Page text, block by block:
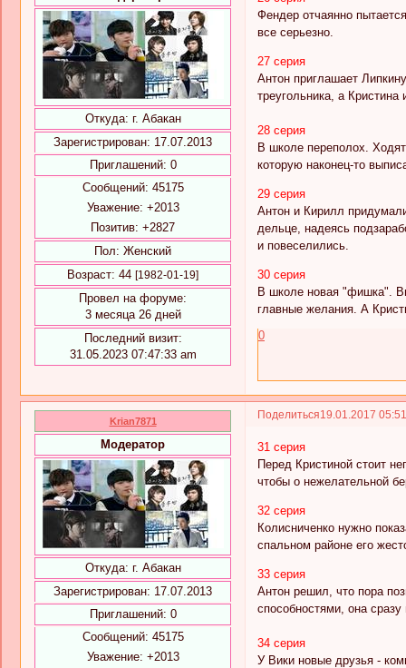
Откуда: г. Абакан
Зарегистрирован: 17.07.2013
Приглашений: 0
Сообщений: 45175
Уважение: +2013
Позитив: +2827
Пол: Женский
Возраст: 44 [1982-01-19]
Провел на форуме:
3 месяца 26 дней
Последний визит:
31.05.2023 07:47:33 am
Фендер отчаянно
все серьезно.
27 серия
Антон приглашает
треугольника, а
28 серия
В школе переполох.
которую наконец-то
29 серия
Антон и Кирилл
дельце, надеясь
и повеселились.
30 серия
В школе новая "фишка".
главные желания. А
0
Поделиться19.01.2017
Krian7871
Модератор
Откуда: г. Абакан
Зарегистрирован: 17.07.2013
Приглашений: 0
Сообщений: 45175
Уважение: +2013
31 серия
Перед Кристиной стоит
чтобы о нежелательной
32 серия
Колисниченко нужно
спальном районе его
33 серия
Антон решил, что пора
способностями, она
34 серия
У Вики новые друзья -